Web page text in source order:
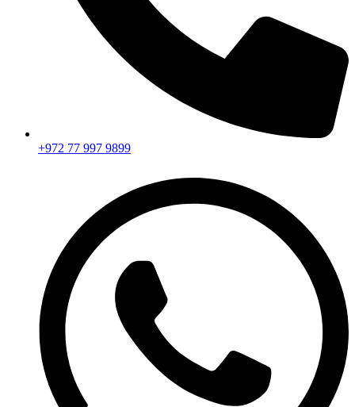
+972 77 997 9899